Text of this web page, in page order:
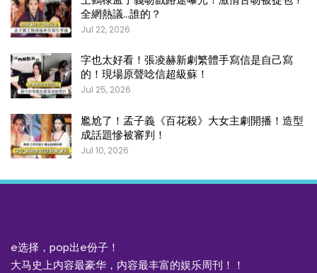
全網熱議…誰的？
Jul 22, 2026
字也太好看！張凌赫新劇繁體手寫信是自己寫
的！現場原聲唸信超級蘇！
Jul 25, 2026
尷尬了！孟子義《百花殺》大女主劇開播！造型
成話題慘被審判！
Jul 10, 2026
e选择，pop出e份子！
大马史上内容最豪华，内容最丰富的娱乐周刊！！